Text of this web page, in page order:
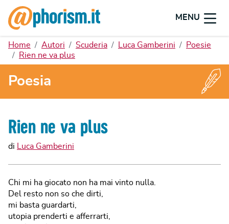
MENU
Home Autori Scuderia Luca Gamberini
Poesie
Rien ne va plus
Poesia
Rien ne va plus
di Luca Gamberini
Chi mi ha giocato non ha mai vinto nulla.
Del resto non so che dirti,
mi basta guardarti,
utopia prenderti e afferrarti,